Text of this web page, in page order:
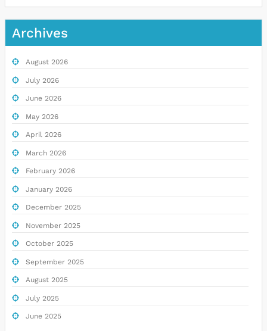
Archives
August 2026
July 2026
June 2026
May 2026
April 2026
March 2026
February 2026
January 2026
December 2025
November 2025
October 2025
September 2025
August 2025
July 2025
June 2025